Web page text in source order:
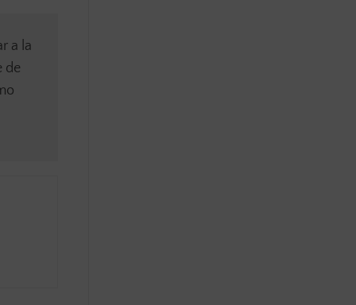
a la
de